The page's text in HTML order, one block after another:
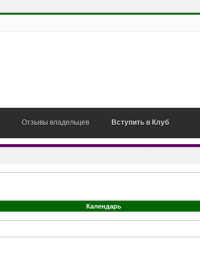
Отзывы владельцев Вступить в Клуб
Календарь